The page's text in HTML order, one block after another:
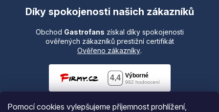
Pomocí cookies vylepšujeme příjemnost prohlížení,
Díky spokojenosti našich zákazníků
Obchod Gastrofans získal díky spokojenosti
ověřených zákazníků prestižní certifikát
Ověřeno zákazníky.